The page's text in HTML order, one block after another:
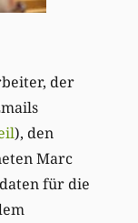
der
), den
Marc
für die